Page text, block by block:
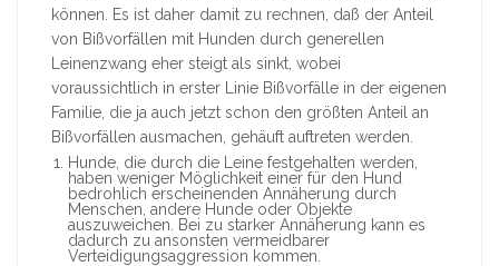
können. Es ist daher damit zu rechnen, daß der Anteil
von Bißvorfällen mit Hunden durch generellen
Leinenzwang eher steigt als sinkt, wobei
voraussichtlich in erster Linie Bißvorfälle in der eigenen
Familie, die ja auch jetzt schon den größten Anteil an
Bißvorfällen ausmachen, gehäuft auftreten werden.
Hunde, die durch die Leine festgehalten werden,
haben weniger Möglichkeit einer für den Hund
bedrohlich erscheinenden Annäherung durch
Menschen, andere Hunde oder Objekte
auszuweichen. Bei zu starker Annäherung kann es
dadurch zu ansonsten vermeidbarer
Verteidigungsaggression kommen.